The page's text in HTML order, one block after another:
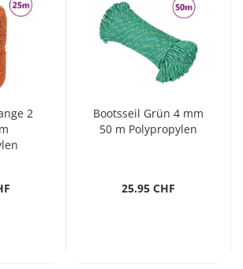
2
Bootsseil Grün 4 mm
50 m Polypropylen
25.95 CHF